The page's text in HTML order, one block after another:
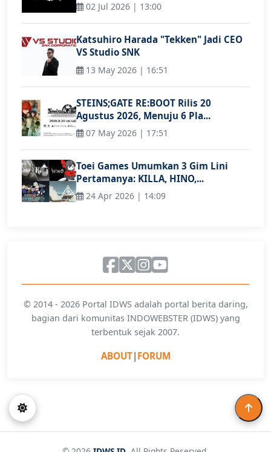
02 Jul 2026 | 13:00
Katsuhiro Harada "Tekken" Jadi CEO
VS Studio SNK
13 May 2026 | 16:51
STEINS;GATE RE:BOOT Rilis 20
Agustus 2026, Menuju 6 Pla...
07 May 2026 | 17:51
Toei Games Umumkan 3 Gim Lini
Pertamanya: KILLA, HINO,...
24 Apr 2026 | 14:09
© 2014 - 2026 Portal IDWS adalah portal berita daring,
bagian dari komunitas INDOWEBSTER (IDWS) yang
terbentuk sejak 2007.
ABOUT| FORUM